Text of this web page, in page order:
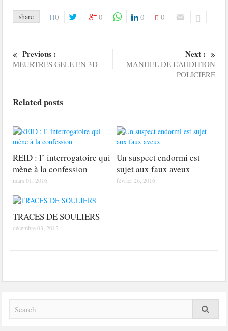
share 0 0 0 0
Previous :
MEURTRES GELE EN 3D
Next :
MANUEL DE L’AUDITION
POLICIERE
Related posts
REID : l’ interrogatoire qui
mène à la confession
mars 01, 2016
Un suspect endormi est
sujet aux faux aveux
février 26, 2016
TRACES DE SOULIERS
décembre 03, 2012